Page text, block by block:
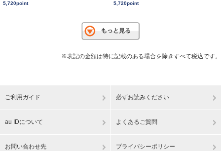
5,720point
5,720point
※表記の金額は特に記載のある場合を除きすべて税込です。
ご利用ガイド 必ずお読みください
au IDについて よくあるご質問
お問い合わせ先 プライバシーポリシー